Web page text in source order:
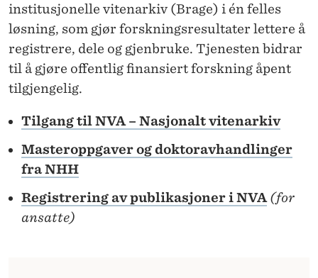
T
E
N
A
R
K
V
institusjonelle vitenarkiv (Brage) i én felles
løsning, som gjør forskningsresultater lettere å
registrere, dele og gjenbruke. Tjenesten bidrar
til å gjøre offentlig finansiert forskning åpent
tilgjengelig.
Tilgang til NVA – Nasjonalt vitenarkiv
Masteroppgaver og doktoravhandlinger
fra NHH
Registrering av publikasjoner i NVA (for
ansatte)